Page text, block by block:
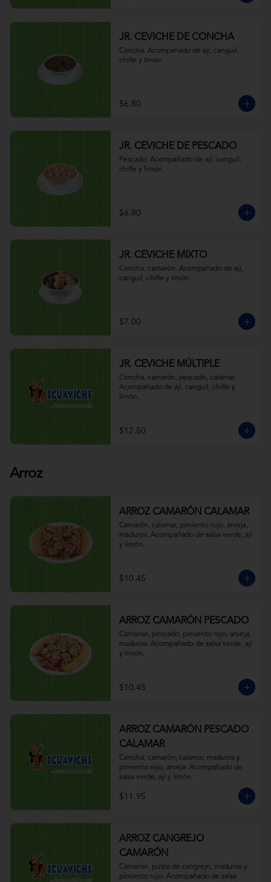
JR. CEVICHE DE CONCHA
Concha. Acompañado de ají, canguil,
chifle y limón.
$6.80
JR. CEVICHE DE PESCADO
Pescado. Acompañado de ají, canguil,
chifle y limón.
$6.80
JR. CEVICHE MIXTO
Concha, camarón. Acompañado de ají,
canguil, chifle y limón.
$7.00
JR. CEVICHE MÚLTIPLE
Concha, camarón, pescado, calamar.
Acompañado de ají, canguil, chifle y
limón.
$12.50
Arroz
ARROZ CAMARÓN CALAMAR
Camarón, calamar, pimiento rojo, arveja,
maduros. Acompañado de salsa verde, ají
y limón.
$10.45
ARROZ CAMARÓN PESCADO
Camarón, pescado, pimiento rojo, arveja,
maduros. Acompañado de salsa verde, ají
y limón.
$10.45
ARROZ CAMARÓN PESCADO
CALAMAR
Concha, camarón, calamar, maduros y
pimiento rojo, arveja. Acompañado de
salsa verde, ají y limón.
$11.95
ARROZ CANGREJO
CAMARÓN
Camarón, pulpa de cangrejo, maduros y
pimiento rojo. Acompañado de salsa